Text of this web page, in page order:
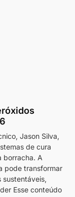
Jason Silva,
de cura
borracha. A
pode transformar
sustentáveis,
Esse conteúdo